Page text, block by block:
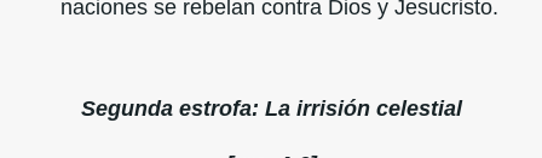
naciones se rebelan contra Dios y Jesucristo.
Segunda estrofa: La irrisión celestial